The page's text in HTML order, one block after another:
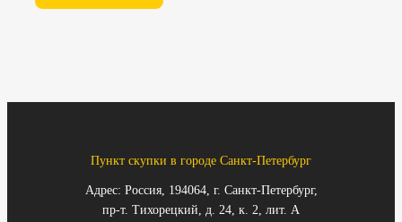
Пункт скупки в городе Санкт-Петербург
Адрес: Россия, 194064, г. Санкт-Петербург,
пр-т. Тихорецкий, д. 24, к. 2, лит. А